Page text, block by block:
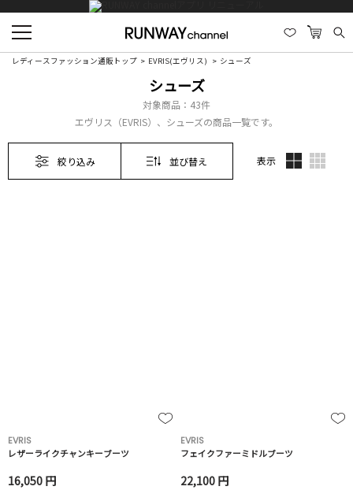
レディースファッション通販トップ EVRIS(エヴリス) シューズ
シューズ
対象商品： 43件
エヴリス（EVRIS）、シューズの商品一覧です。
絞り込み 並び替え 表示
EVRIS
レザーライクチャンキーブーツ
16,050 円
EVRIS
フェイクファーミドルブーツ
22,100 円